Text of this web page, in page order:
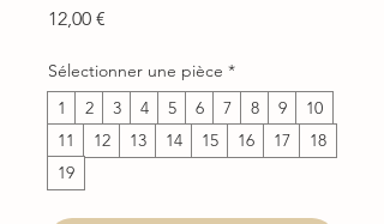
12,00 €
Sélectionner une pièce *
1
2 3 4 5 6 7 8 9
10
11
12 13 14 15 16 17
18
19